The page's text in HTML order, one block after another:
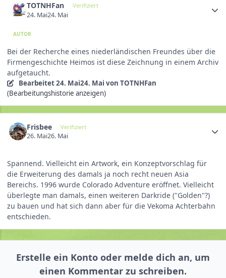
TOTNHFan Verifiziert
24. Mai24. Mai
AUTOR
Bei der Recherche eines niederländischen Freundes über die
Firmengeschichte Heimos ist diese Zeichnung in einem Archiv
aufgetaucht.
Bearbeitet24. Mai24. Mai von TOTNHFan
(Bearbeitungshistorie anzeigen)
Frisbee Verifiziert
26. Mai26. Mai
Spannend. Vielleicht ein Artwork, ein Konzeptvorschlag für
die Erweiterung des damals ja noch recht neuen Asia
Bereichs. 1996 wurde Colorado Adventure eröffnet. Vielleicht
überlegte man damals, einen weiteren Darkride ("Golden"?)
zu bauen und hat sich dann aber für die Vekoma Achterbahn
entschieden.
Erstelle ein Konto oder melde dich an, um
einen Kommentar zu schreiben.